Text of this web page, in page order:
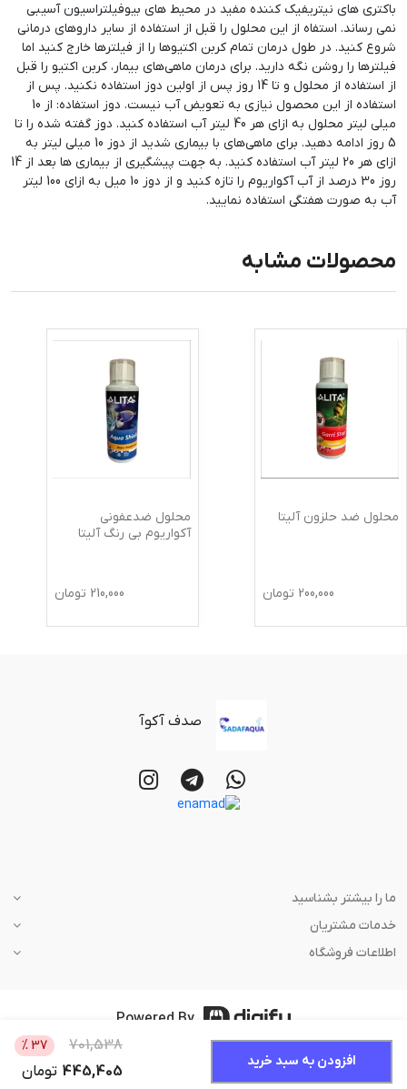
افزودن به سبد خرید
701,538
37
%
445,405 تومان
باکتری های نیتریفیک کننده مفید در محیط های بیوفیلتراسیون آسیبی
نمی رساند. استفاه از این محلول را قبل از استفاده از سایر دارو‌های درمانی
شروع کنید. در طول درمان تمام کربن اکتیو‌ها را از فیلترها خارج کنید اما
فیلترها را روشن نگه دارید. برای درمان ماهی‌های بیمار، کربن اکتیو را قبل
از استفاده از محلول و تا 14 روز پس از اولین دوز استفاده نکنید. پس از
استفاده از این محصول نیازی به تعویض آب نیست. دوز استفاده: از 10
میلی لیتر محلول به ازای هر 40 لیتر آب استفاده کنید. دوز گفته شده را تا
5 روز ادامه دهید. برای ماهی‌های با بیماری شدید از دوز 10 میلی لیتر به
ازای هر 20 لیتر آب استفاده کنید. به جهت پیشگیری از بیماری ها بعد از 14
روز 30 درصد از آب آکواریوم را تازه کنید و از دوز 10 میل به ازای 100 لیتر
آب به صورت هفتگی استفاده نمایید.
محصولات مشابه
محلول ضد حلزون آلیتا
200,000 تومان
محلول ضدعفونی
آکواریوم بی رنگ آلیتا
210,000 تومان
صدف آکوآ
ما را بیشتر بشناسید
خدمات مشتریان
اطلاعات فروشگاه
Powered By